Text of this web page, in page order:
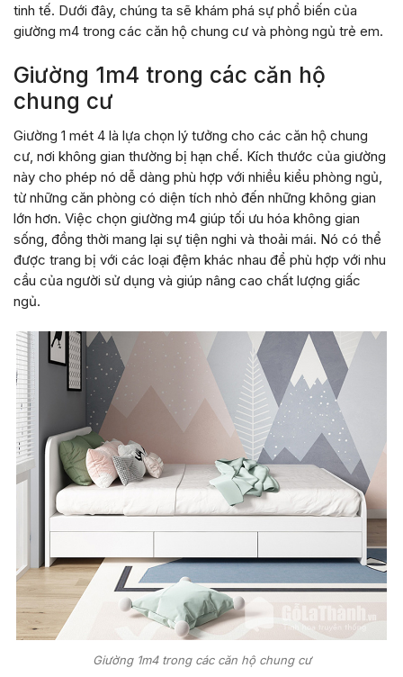
tinh tế. Dưới đây, chúng ta sẽ khám phá sự phổ biến của
giường m4 trong các căn hộ chung cư và phòng ngủ trẻ em.
Giường 1m4 trong các căn hộ
chung cư
Giường 1 mét 4 là lựa chọn lý tưởng cho các căn hộ chung
cư, nơi không gian thường bị hạn chế. Kích thước của giường
này cho phép nó dễ dàng phù hợp với nhiều kiểu phòng ngủ,
từ những căn phòng có diện tích nhỏ đến những không gian
lớn hơn. Việc chọn giường m4 giúp tối ưu hóa không gian
sống, đồng thời mang lại sự tiện nghi và thoải mái. Nó có thể
được trang bị với các loại đệm khác nhau để phù hợp với nhu
cầu của người sử dụng và giúp nâng cao chất lượng giấc
ngủ.
Giường 1m4 trong các căn hộ chung cư